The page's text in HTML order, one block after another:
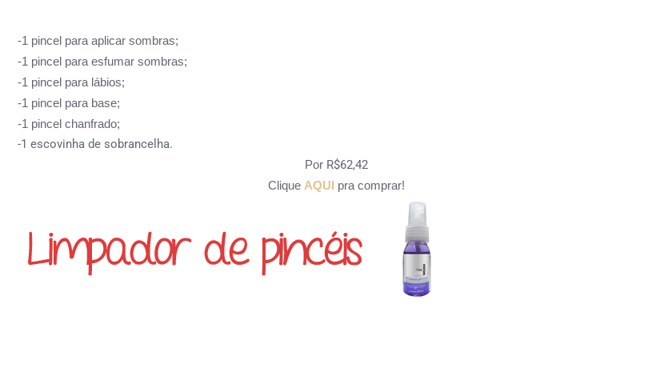
-1 pincel para aplicar sombras;
-1 pincel para esfumar sombras;
-1 pincel para lábios;
-1 pincel para base;
-1 pincel chanfrado;
-1 escovinha de sobrancelha.
Por R$62,42
Clique AQUI pra comprar!